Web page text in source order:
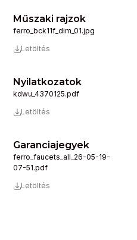
Műszaki rajzok
ferro_bck11f_dim_01.jpg
Letöltés
Nyilatkozatok
kdwu_4370125.pdf
Letöltés
Garanciajegyek
ferro_faucets_all_26-05-19-
07-51.pdf
Letöltés